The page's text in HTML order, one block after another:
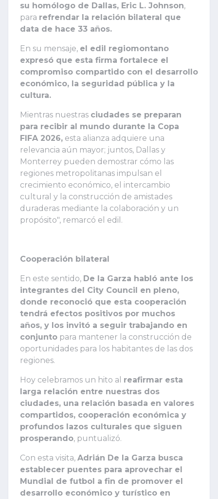
su homólogo de Dallas, Eric L. Johnson,
para refrendar la relación bilateral que
data de hace 33 años.
En su mensaje, el edil regiomontano
expresó que esta firma fortalece el
compromiso compartido con el desarrollo
económico, la seguridad pública y la
cultura.
Mientras nuestras ciudades se preparan
para recibir al mundo durante la Copa
FIFA 2026, esta alianza adquiere una
relevancia aún mayor; juntos, Dallas y
Monterrey pueden demostrar cómo las
regiones metropolitanas impulsan el
crecimiento económico, el intercambio
cultural y la construcción de amistades
duraderas mediante la colaboración y un
propósito", remarcó el edil.
Cooperación bilateral
En este sentido, De la Garza habló ante los
integrantes del City Council en pleno,
donde reconoció que esta cooperación
tendrá efectos positivos por muchos
años, y los invitó a seguir trabajando en
conjunto para mantener la construcción de
oportunidades para los habitantes de las dos
regiones.
Hoy celebramos un hito al reafirmar esta
larga relación entre nuestras dos
ciudades, una relación basada en valores
compartidos, cooperación económica y
profundos lazos culturales que siguen
prosperando, puntualizó.
Con esta visita, Adrián De la Garza busca
establecer puentes para aprovechar el
Mundial de futbol a fin de promover el
desarrollo económico y turístico en